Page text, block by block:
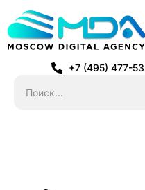
+7 (495) 477-